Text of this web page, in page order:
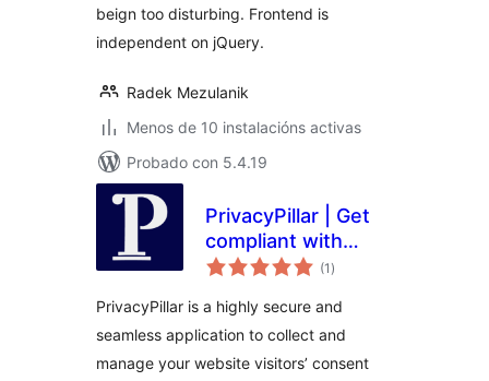
beign too disturbing. Frontend is
independent on jQuery.
Radek Mezulanik
Menos de 10 instalacións activas
Probado con 5.4.19
PrivacyPillar | Get
compliant with
GDPR, CCPA, and
(1 valoracións
totais
)
PrivacyPillar is a highly secure and
seamless application to collect and
manage your website visitors’ consent